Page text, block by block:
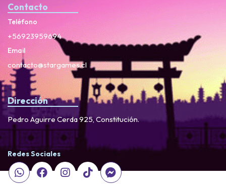
Contacto
Teléfono
+56923959694
Email
contacto@stargames.cl
Dirección
Pedro Aguirre Cerda 925, Constitución.
Redes Sociales